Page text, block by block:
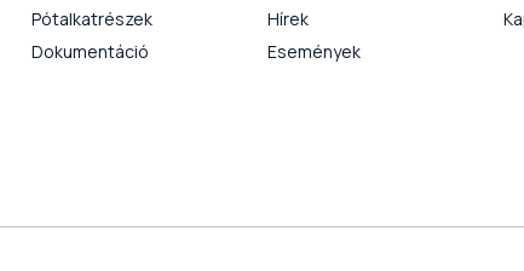
Pótalkatrészek
Dokumentáció
Hírek
Események